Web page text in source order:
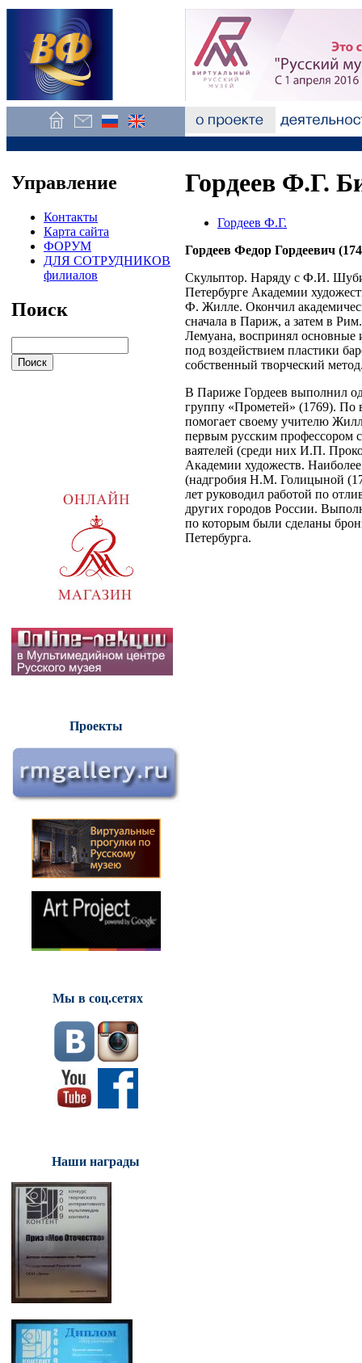
Управление
Контакты
Карта сайта
ФОРУМ
ДЛЯ СОТРУДНИКОВ
филиалов
Поиск
Проекты
Мы в соц.сетях
Наши награды
Гордеев Ф.Г.
Гордеев Ф.Г.
Гордеев Федор Гордеевич
Скульптор. Наряду с Ф.И.
Петербурге Академии
Ф. Жилле. Окончил
сначала в Париж, а затем в
Лемуана, воспринял основные
под воздействием пластики
собственный творческий
В Париже Гордеев выполнил
группу «Прометей» (1769). По
помогает своему учителю
первым русским профессором
ваятелей (среди них И.П.
Академии художеств.
(надгробия Н.М. Голицыной
лет руководил работой по
других городов России.
по которым были сделаны
Петербурга.